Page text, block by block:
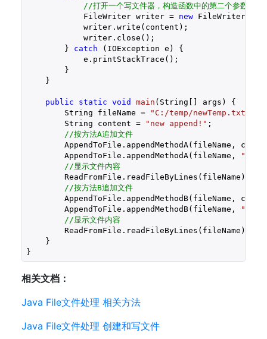
//打开一个写文件器，构造函数中的第二个参数true
            FileWriter writer =
new
            writer.write(content);
            writer.close();
        }
catch (IOException e) {
            e.printStackTrace();
        }
    }
public static void main (String[] args)
{
        String fileName =
"C:/temp/newTemp.txt"
        String content =
"new append!" ;
//按方法A追加文件
AppendToFile.appendMethodA(fileName,
        AppendToFile.appendMethodA(fileName,
//显示文件内容
        ReadFromFile.readFileByLines(fileName);
//按方法B追加文件
AppendToFile.appendMethodB(fileName,
        AppendToFile.appendMethodB(fileName,
//显示文件内容
        ReadFromFile.readFileByLines(fileName);
    }
相关文档：
Java File文件处理 相关方法
Java File文件处理 创建和写文件